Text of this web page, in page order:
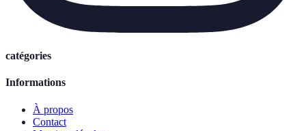
catégories
Informations
À propos
Contact